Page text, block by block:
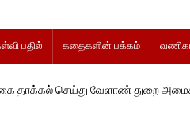
பதில் கதைகளின் பக்கம்
வேளாண் துறை அமைச்சர் வினோத்